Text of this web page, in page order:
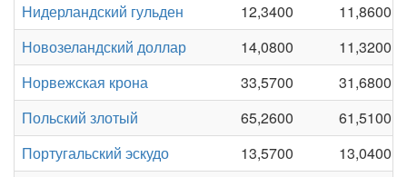
Нидерландский гульден
12,3400
11,8600
Новозеландский доллар
14,0800
11,3200
Норвежская крона
33,5700
31,6800
Польский злотый
65,2600
61,5100
Португальский эскудо
13,5700
13,0400